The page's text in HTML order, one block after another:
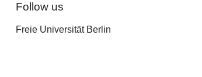
Follow us
Freie Universität Berlin